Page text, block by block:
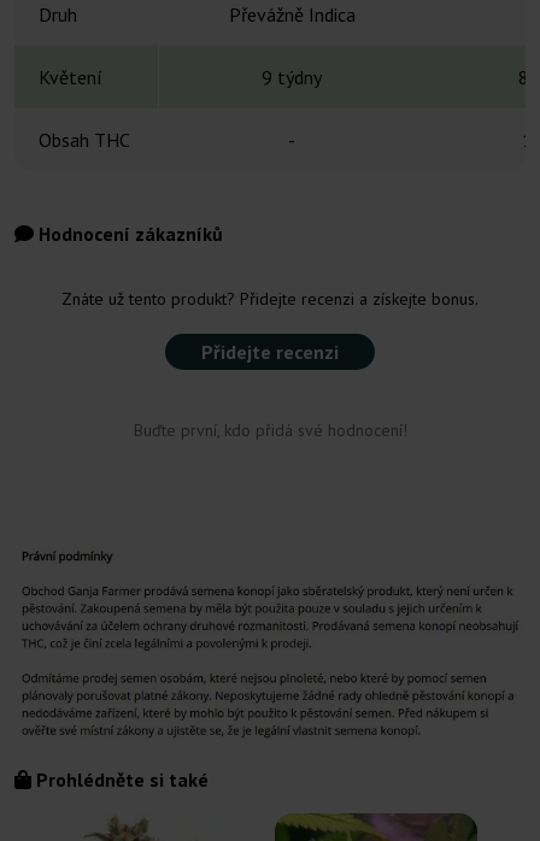
Druh Převážně Indica
Květení 9 týdny
Obsah THC -
Hodnocení zákazníků
Znáte už tento produkt? Přidejte recenzi a získejte bonus.
Přidejte recenzi
Buďte první, kdo přidá své hodnocení!
Prohlédněte si také